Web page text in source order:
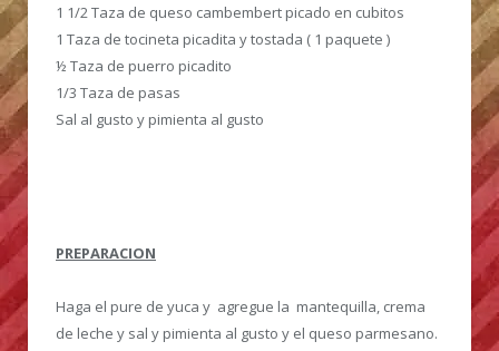
1 1/2 Taza de queso cambembert picado en cubitos
1 Taza de tocineta picadita y tostada ( 1 paquete )
½ Taza de puerro picadito
1/3 Taza de pasas
Sal al gusto y pimienta al gusto
PREPARACION
Haga el pure de yuca y agregue la mantequilla, crema
de leche y sal y pimienta al gusto y el queso parmesano.